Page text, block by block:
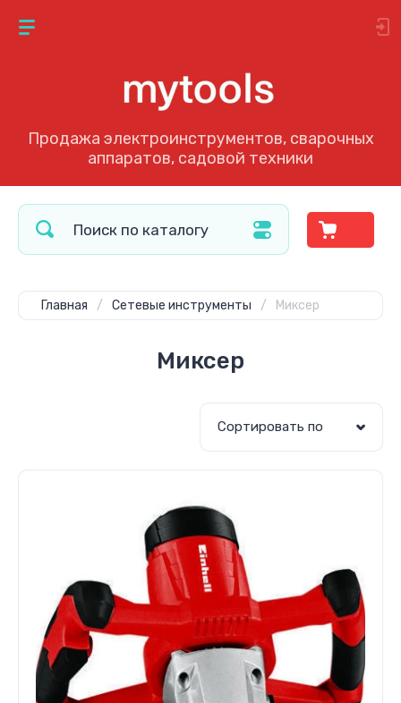
Продажа электроинструментов, сварочных
аппаратов, садовой техники
Главная / Сетевые инструменты / Миксер
Миксер
Сортировать по